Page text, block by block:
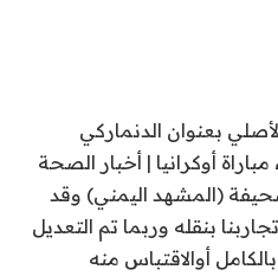
بعنوان الدنماركي
أوكرانيا | أخبار الصحة
(المشهد اليمني) وقد
بنقله وربما تم التعديل
أوالاقتباس منه